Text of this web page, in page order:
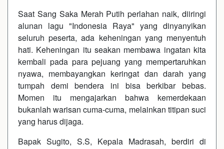
Saat Sang Saka Merah Putih perlahan naik, diiringi
alunan lagu "Indonesia Raya" yang dinyanyikan
seluruh peserta, ada keheningan yang menyentuh
hati. Keheningan itu seakan membawa ingatan kita
kembali pada para pejuang yang mempertaruhkan
nyawa, membayangkan keringat dan darah yang
tumpah demi bendera ini bisa berkibar bebas.
Momen itu mengajarkan bahwa kemerdekaan
bukanlah warisan cuma-cuma, melainkan titipan suci
yang harus dijaga.
Bapak Sugito, S.S, Kepala Madrasah, berdiri di